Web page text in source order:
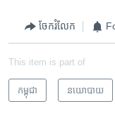
ចែករំលែក
This item is part of
កម្ពុជា នយោបាយ